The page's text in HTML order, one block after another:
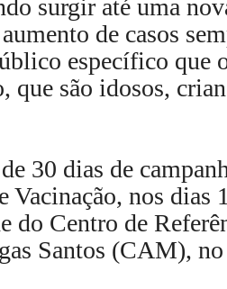
surgir até uma
de casos
específico que
que são idosos,
30 dias de
Vacinação, nos dias
do Centro de
Santos (CAM),